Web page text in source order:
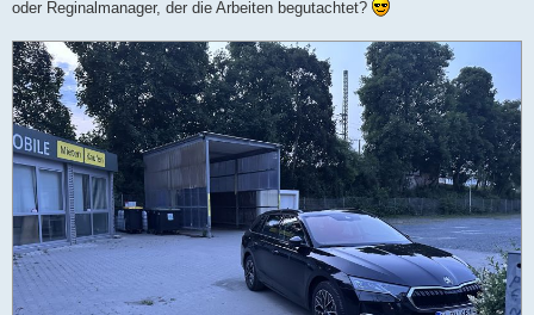
oder Reginalmanager, der die Arbeiten begutachtet?